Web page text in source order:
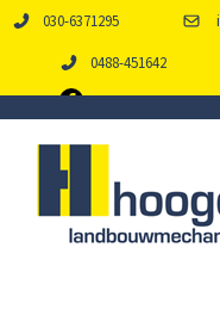
030-6371295
0488-451642